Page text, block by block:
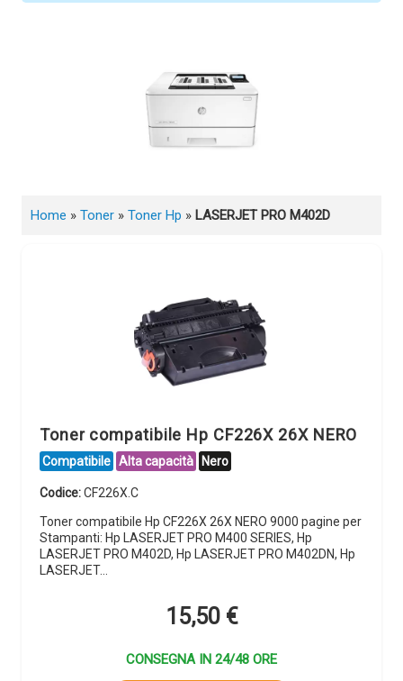
Home » Toner » Toner Hp » LASERJET PRO M402D
Toner compatibile Hp CF226X 26X NERO
Compatibile Alta capacità Nero
Codice:CF226X.C
Toner compatibile Hp CF226X 26X NERO 9000 pagine per
Stampanti: Hp LASERJET PRO M400 SERIES, Hp
LASERJET PRO M402D, Hp LASERJET PRO M402DN, Hp
LASERJET…
15,50 €
CONSEGNA IN 24/48 ORE